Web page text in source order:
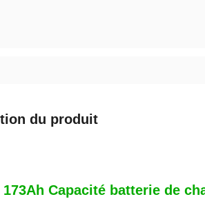
du produit
173Ah Capacité batterie de